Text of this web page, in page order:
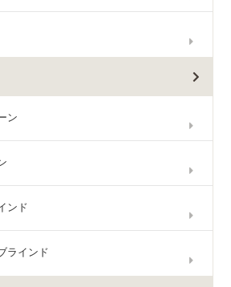
ン
ンド
ラインド